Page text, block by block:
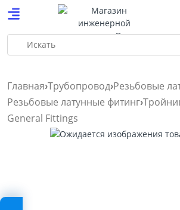
Искать
Главная Трубопровод Резьбовые
Резьбовые латунные фитинг
General Fittings